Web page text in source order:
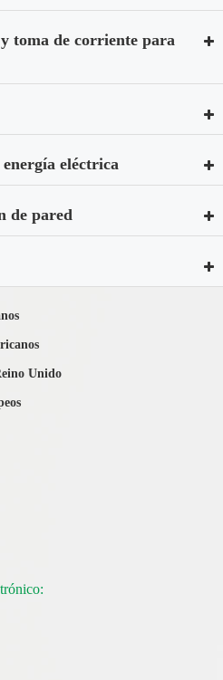
toma de corriente para
eléctrica
de pared
Unido